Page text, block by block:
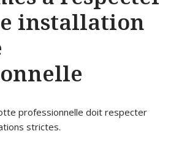
installation
professionnelle doit respecter
strictes.